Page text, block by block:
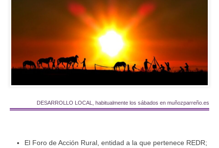
DESARROLLO LOCAL, habitualmente los sábados en muñozparreño.es
El Foro de Acción Rural, entidad a la que pertenece REDR;